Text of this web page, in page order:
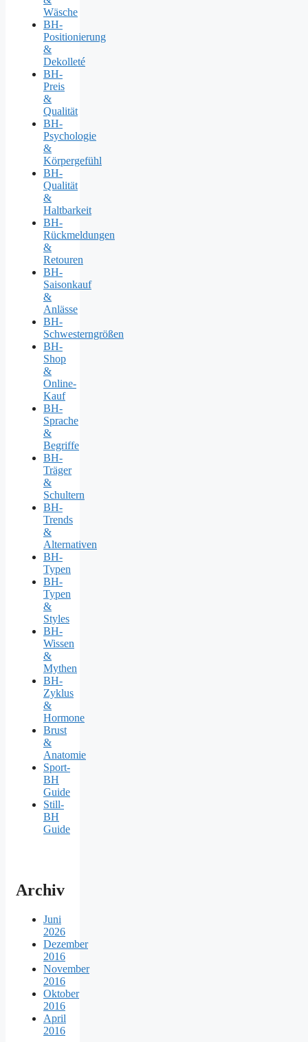
Wäsche
BH-
Positionierung
&
Dekolleté
BH-
Preis
&
Qualität
BH-
Psychologie
&
Körpergefühl
BH-
Qualität
&
Haltbarkeit
BH-
Rückmeldungen
&
Retouren
BH-
Saisonkauf
&
Anlässe
BH-
Schwesterngrößen
BH-
Shop
&
Online-
Kauf
BH-
Sprache
&
Begriffe
BH-
Träger
&
Schultern
BH-
Trends
&
Alternativen
BH-
Typen
BH-
Typen
&
Styles
BH-
Wissen
&
Mythen
BH-
Zyklus
&
Hormone
Brust
&
Anatomie
Sport-
BH
Guide
Still-
BH
Guide
Archiv
Juni
2026
Dezember
2016
November
2016
Oktober
2016
April
2016